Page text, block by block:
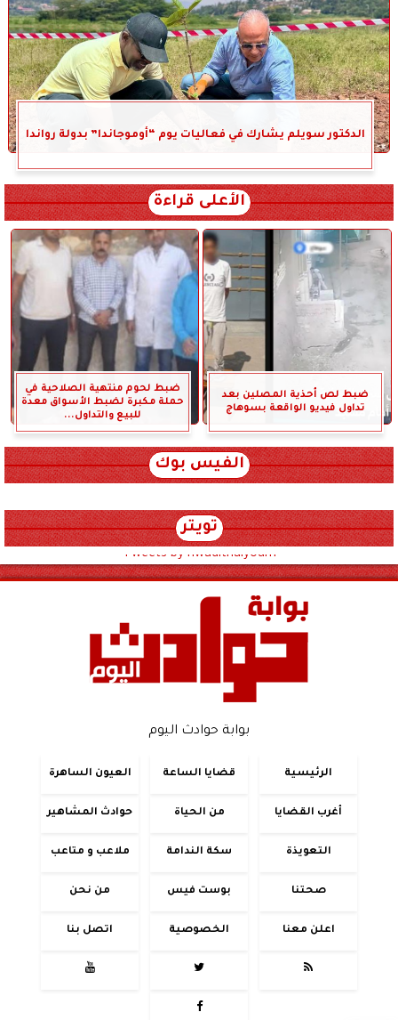
الدكتور سويلم يشارك في فعاليات يوم “أوموجاندا” بدولة رواندا
الأعلى قراءة
ضبط لص أحذية المصلين بعد
تداول فيديو الواقعة بسوهاج
ضبط لحوم منتهية الصلاحية في
حملة مكبرة لضبط الأسواق معدة
للبيع والتداول...
الفيس بوك
تويتر
Tweets by hwadithalyoum
بوابة حوادث اليوم
الرئيسية قضايا الساعة العيون الساهرة
أغرب القضايا من الحياة حوادث المشاهير
التعويذة سكة الندامة ملاعب و متاعب
صحتنا بوست فيس من نحن
اعلن معنا الخصوصية اتصل بنا



